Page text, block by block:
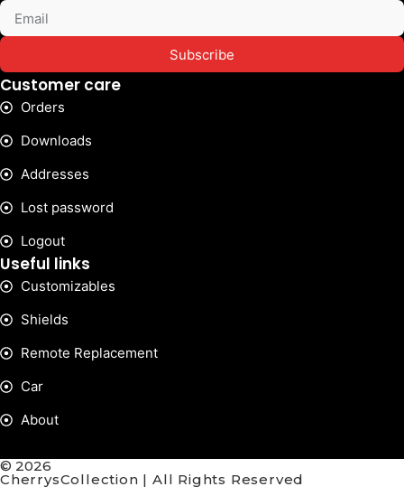
Subscribe
Customer care
Orders
Downloads
Addresses
Lost password
Logout
Useful links
Customizables
Shields
Remote Replacement
Car
About
© 2026
CherrysCollection | All Rights Reserved